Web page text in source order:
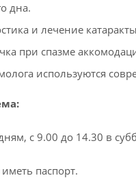
дна.
и лечение
при спазме
используются
с 9.00 до 14.30 в
паспорт.